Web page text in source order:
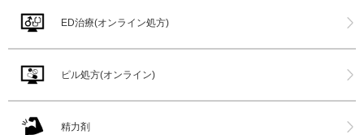
ED治療(オンライン処方)
ピル処方(オンライン)
精力剤